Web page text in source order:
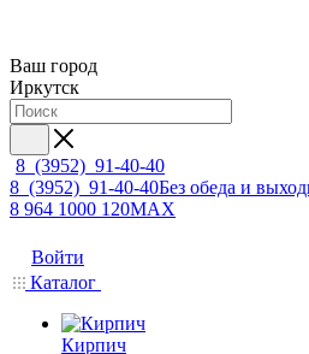
Ваш город
Иркутск
8 (3952) 91-40-40
8 (3952) 91-40-40Без обеда и
8 964 1000 120MAX
Войти
Каталог
Кирпич